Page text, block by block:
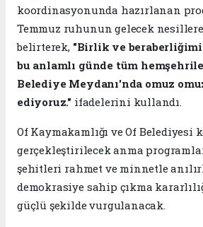
koordinasyonunda hazırlanan
Temmuz ruhunun gelecek nesillere
belirterek, "Birlik ve
bu anlamlı günde tüm
Belediye Meydanı'nda omuz
ediyoruz." ifadelerini kullandı.
Of Kaymakamlığı ve Of
gerçekleştirilecek anma
şehitleri rahmet ve minnetle
demokrasiye sahip çıkma
güçlü şekilde vurgulanacak.